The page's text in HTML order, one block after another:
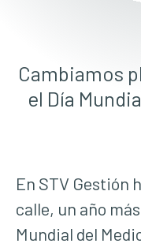
Cambiamos
el Día
En STV Gestión
calle, un año
Mundial del